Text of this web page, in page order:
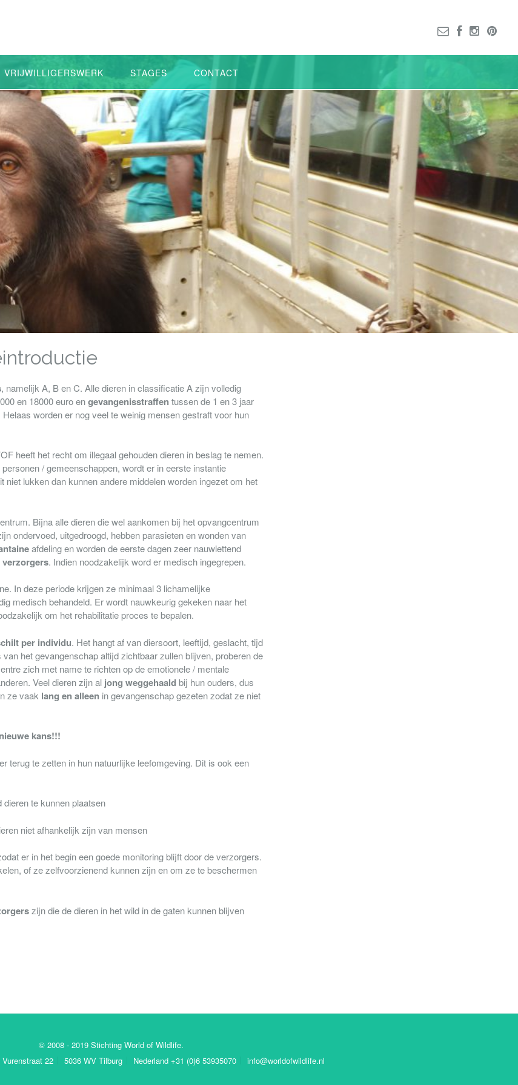
VRIJWILLIGERSWERK STAGES CONTACT
, namelijk A, B en C. Alle dieren in classificatie A zijn volledig
en 18000 euro engevangenisstraffentussen de 1 en 3 jaar
worden er nog veel te weinig mensen gestraft voor hun
heeft het recht om illegaal gehouden dieren in beslag te nemen.
/ gemeenschappen, wordt er in eerste instantie
lukken dan kunnen andere middelen worden ingezet om het
Bijna alle dieren die wel aankomen bij het opvangcentrum
ondervoed, uitgedroogd, hebben parasieten en wonden van
afdeling en worden de eerste dagen zeer nauwlettend
verzorgers. Indien noodzakelijk word er medisch ingegrepen.
In deze periode krijgen ze minimaal 3 lichamelijke
medisch behandeld. Er wordt nauwkeurig gekeken naar het
om het rehabilitatie proces te bepalen.
per individu. Het hangt af van diersoort, leeftijd, geslacht, tijd
het gevangenschap altijd zichtbaar zullen blijven, proberen de
zich met name te richten op de emotionele / mentale
Veel dieren zijn al jong weggehaald bij hun ouders, dus
ze vaak lang en alleen in gevangenschap gezeten zodat ze niet
kans!!!
terug te zetten in hun natuurlijke leefomgeving. Dit is ook een
te kunnen plaatsen
niet afhankelijk zijn van mensen
er in het begin een goede monitoring blijft door de verzorgers.
of ze zelfvoorzienend kunnen zijn en om ze te beschermen
zijn die de dieren in het wild in de gaten kunnen blijven
© 2008 - 2019 Stichting World of Wildlife.
Vurenstraat 22 5036 WV Tilburg Nederland +31 (0)6 53935070 info@worldofwildlife.nl